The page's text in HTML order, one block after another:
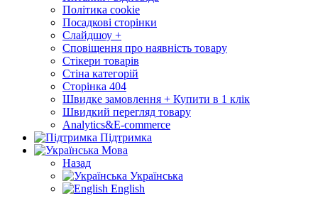
Політика cookie
Посадкові сторінки
Слайдшоу +
Сповіщення про наявність товару
Стікери товарів
Стіна категорій
Сторінка 404
Швидке замовлення + Купити в 1 клік
Швидкий перегляд товару
Analytics&E-commerce
Підтримка
Мова
Назад
Українська
English